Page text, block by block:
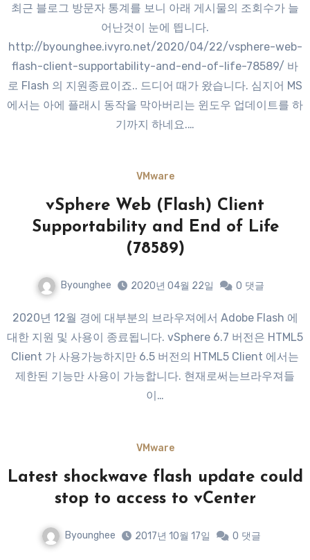
최근 블로그 방문자 통계를 보니 아래 게시물의 조회수가 늘
어난것이 눈에 띕니다.
http://byounghee.ivyro.net/2020/04/22/vsphere-web-
flash-client-supportability-and-end-of-life-78589/ 바
로 Flash 의 지원종료이죠.. 드디어 때가 왔습니다. 심지어 MS
에서는 아에 플래시 동작을 막아버리는 윈도우 업데이트를 하
기까지 하네요.…
VMware
vSphere Web (Flash) Client
Supportability and End of Life
(78589)
Byounghee 2020년 04월 22일 0 댓글
2020년 12월 경에 대부분의 브라우져에서 Adobe Flash 에
대한 지원 및 사용이 종료됩니다. vSphere 6.7 버전은 HTML5
Client 가 사용가능하지만 6.5 버전의 HTML5 Client 에서는
제한된 기능만 사용이 가능합니다. 현재로써는브라우져들
이…
VMware
Latest shockwave flash update could
stop to access to vCenter
Byounghee 2017년 10월 17일 0 댓글